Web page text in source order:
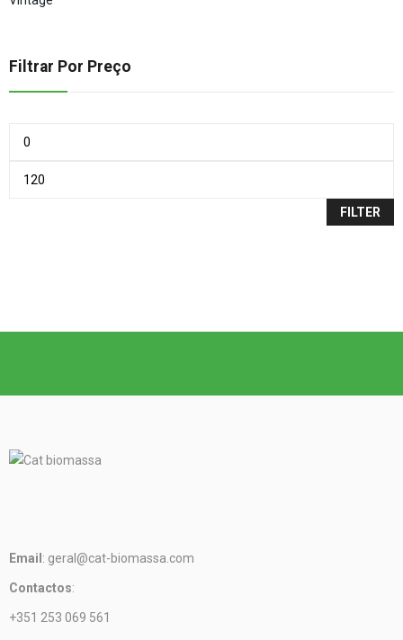
Filtrar Por Preço
FILTER
Email: geral@cat-biomassa.com
Contactos:
+351 253 069 561